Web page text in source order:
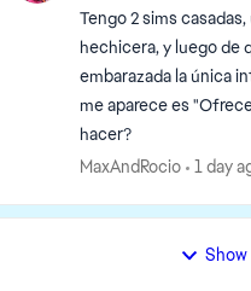
Tengo 2 sims
hechicera, y luego de
embarazada la única
me aparece es
hacer?
MaxAndRocio
1 day
Show